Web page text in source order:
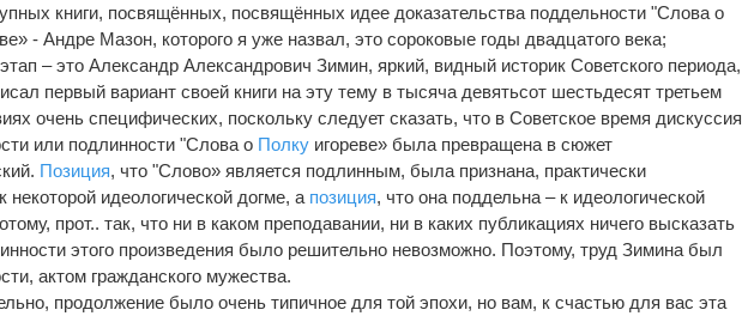
книги, посвящённых, посвящённых идее доказательства поддельности "Слова о
- Андре Мазон, которого я уже назвал, это сороковые годы двадцатого века;
– это Александр Александрович Зимин, яркий, видный историк Советского периода,
первый вариант своей книги на эту тему в тысяча девятьсот шестьдесят третьем
очень специфических, поскольку следует сказать, что в Советское время дискуссия
или подлинности "Слова о Полку игореве» была превращена в сюжет
Позиция, что "Слово» является подлинным, была признана, практически
некоторой идеологической догме, а позиция, что она поддельна – к идеологической
прот.. так, что ни в каком преподавании, ни в каких публикациях ничего высказать
этого произведения было решительно невозможно. Поэтому, труд Зимина был
актом гражданского мужества.
продолжение было очень типичное для той эпохи, но вам, к счастью для вас эта